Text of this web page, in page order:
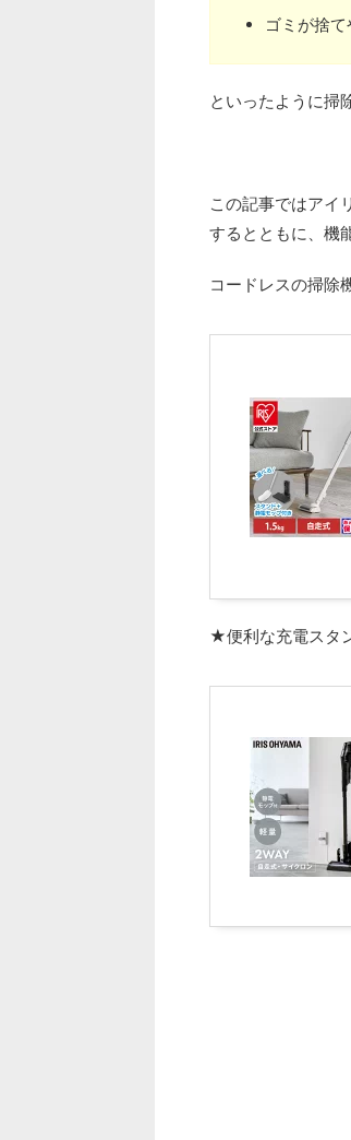
ゴミが捨
といったように掃
この記事ではアイ
するとともに、機
コードレスの掃除
★便利な充電スタ